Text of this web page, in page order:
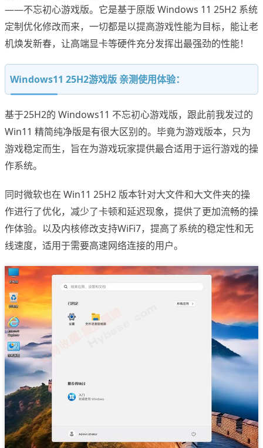
——不忘初心游戏版。它是基于原版 Windows 11 25H2 系统
定制优化修改而来，一切都是以提高游戏性能为目标，能让老
机焕发新春，让高端显卡等硬件充分发挥出最强劲的性能！
Windows11 25H2游戏版 亲测使用体验：
基于25H2的 Windows11 不忘初心游戏版，跟此前我发过的
Win11 精简纯净版是有很大区别的。毕竟为游戏版本，只为
游戏稳定而生，旨在为游戏玩家提供最合适用于运行游戏的操
作系统。
同时微软也在 Win11 25H2 版本针对大文件和大文件夹的操
作进行了优化，减少了卡顿和延迟现象，提供了更加流畅的操
作体验‌。以及内核修改支持WiFi7，提高了系统的稳定性和无
线速度，适用于需要高速网络连接的用户。